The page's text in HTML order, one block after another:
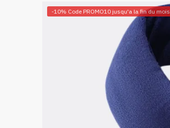
-10% Code PROMO10 jusqu'a la fin du mois